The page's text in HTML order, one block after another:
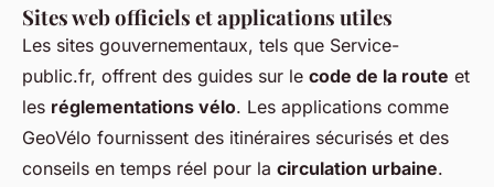
Sites web officiels et applications utiles
Les sites gouvernementaux, tels que Service-
public.fr, offrent des guides sur le code de la route et
les réglementations vélo. Les applications comme
GeoVélo fournissent des itinéraires sécurisés et des
conseils en temps réel pour la circulation urbaine.